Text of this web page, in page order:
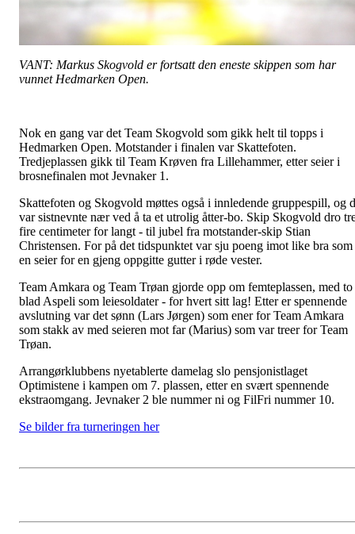
VANT: Markus Skogvold er fortsatt den eneste skippen som har
vunnet Hedmarken Open.
Nok en gang var det Team Skogvold som gikk helt til topps i
Hedmarken Open. Motstander i finalen var Skattefoten.
Tredjeplassen gikk til Team Krøven fra Lillehammer, etter seier i
brosnefinalen mot Jevnaker 1.
Skattefoten og Skogvold møttes også i innledende gruppespill, og
var sistnevnte nær ved å ta et utrolig åtter-bo. Skip Skogvold dro
fire centimeter for langt - til jubel fra motstander-skip Stian
Christensen. For på det tidspunktet var sju poeng imot like bra som
en seier for en gjeng oppgitte gutter i røde vester.
Team Amkara og Team Trøan gjorde opp om femteplassen, med to
blad Aspeli som leiesoldater - for hvert sitt lag! Etter er spennende
avslutning var det sønn (Lars Jørgen) som ener for Team Amkara
som stakk av med seieren mot far (Marius) som var treer for Team
Trøan.
Arrangørklubbens nyetablerte damelag slo pensjonistlaget
Optimistene i kampen om 7. plassen, etter en svært spennende
ekstraomgang. Jevnaker 2 ble nummer ni og FilFri nummer 10.
Se bilder fra turneringen her